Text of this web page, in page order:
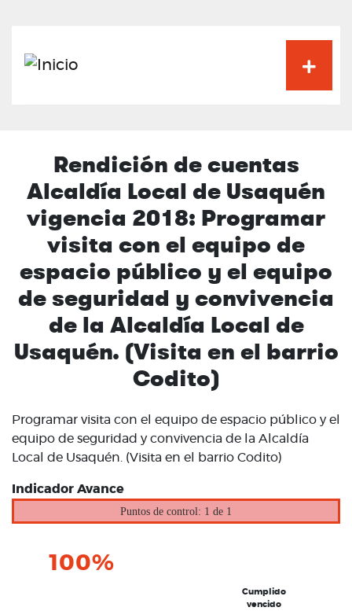
Rendición de cuentas
Alcaldía Local de Usaquén
vigencia 2018: Programar
visita con el equipo de
espacio público y el equipo
de seguridad y convivencia
de la Alcaldía Local de
Usaquén. (Visita en el barrio
Codito)
Programar visita con el equipo de espacio público y el
equipo de seguridad y convivencia de la Alcaldía
Local de Usaquén. (Visita en el barrio Codito)
Indicador Avance
Puntos de control: 1 de 1
100%
Cumplido
vencido